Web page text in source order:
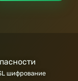
шифрование